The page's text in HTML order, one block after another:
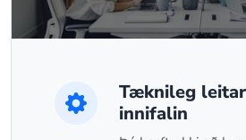
Tæknileg
innifalin